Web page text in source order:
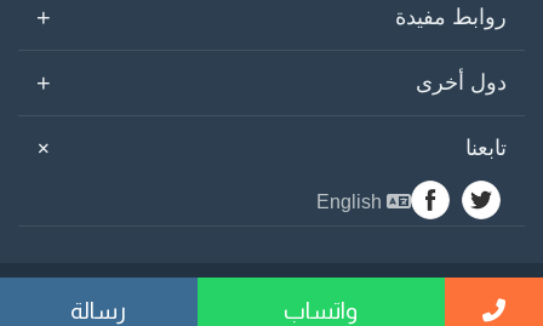
واتساب رسالة
روابط مفيدة +
دول أخرى +
تابعنا +
2026